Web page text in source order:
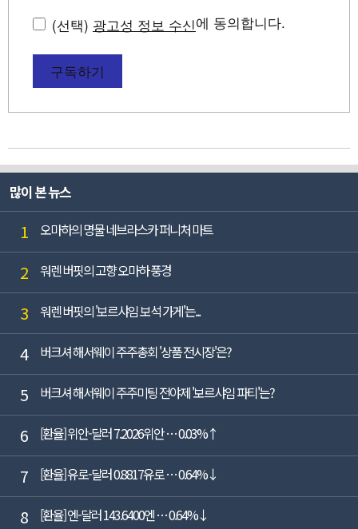
(선택) 광고성 정보 수신에 동의합니다.
구독하기
많이 본 뉴스
1 오마하의 명물 네브라스카 퍼니처 마트
2 워렌 버핏의 고향 오마하 풍경
3 워렌 버핏의 '보르샤임 보석 가게'는...
4 버크셔 해서웨이 주주총회 '상품 전시장'은?
5 버크셔 해서웨이 주주미팅 전야제 '보르샤임 파티'는?
6 [환율] 위안-달러 7.2026위안 … 0.03%↑
7 [환율] 유로-달러 0.8817유로 … 0.64%↓
8 [환율] 엔-달러 143.6400엔 … 0.64%↓